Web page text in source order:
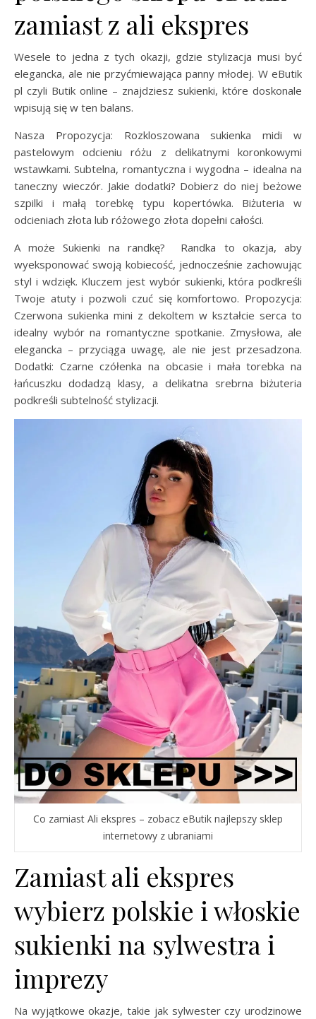
zamiast z ali ekspres
Wesele to jedna z tych okazji, gdzie stylizacja musi być
elegancka, ale nie przyćmiewająca panny młodej. W eButik
pl czyli Butik online – znajdziesz sukienki, które doskonale
wpisują się w ten balans.
Nasza Propozycja: Rozkloszowana sukienka midi w
pastelowym odcieniu różu z delikatnymi koronkowymi
wstawkami. Subtelna, romantyczna i wygodna – idealna na
taneczny wieczór. Jakie dodatki? Dobierz do niej beżowe
szpilki i małą torebkę typu kopertówka. Biżuteria w
odcieniach złota lub różowego złota dopełni całości.
A może Sukienki na randkę? Randka to okazja, aby
wyeksponować swoją kobiecość, jednocześnie zachowując
styl i wdzięk. Kluczem jest wybór sukienki, która podkreśli
Twoje atuty i pozwoli czuć się komfortowo. Propozycja:
Czerwona sukienka mini z dekoltem w kształcie serca to
idealny wybór na romantyczne spotkanie. Zmysłowa, ale
elegancka – przyciąga uwagę, ale nie jest przesadzona.
Dodatki: Czarne czółenka na obcasie i mała torebka na
łańcuszku dodadzą klasy, a delikatna srebrna biżuteria
podkreśli subtelność stylizacji.
Co zamiast Ali ekspres – zobacz eButik najlepszy sklep
internetowy z ubraniami
Zamiast ali ekspres
wybierz polskie i włoskie
sukienki na sylwestra i
imprezy
Na wyjątkowe okazje, takie jak sylwester czy urodzinowe